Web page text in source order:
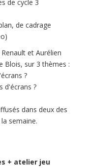
de cycle 3
de cadrage
et Aurélien
Blois, sur 3 thèmes :
?
d'écrans ?
dans deux des
semaine.
+ atelier jeu